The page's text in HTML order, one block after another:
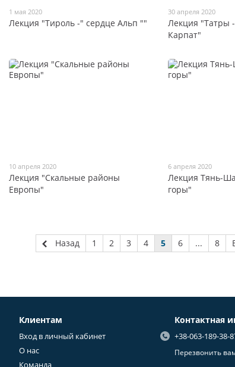
1 мая 2020
Лекция "Тироль -" сердце Альп ""
30 апреля 2020
Лекция "Татры
Карпат"
10 апреля 2020
Лекция "Скальные районы
Европы"
6 апреля 2020
Лекция Тянь-
горы"
Назад 1 2 3 4 5 6 ... 8
Клиентам
Вход в личный кабинет
О нас
Команда
Контактная
+38-063-189-38-
Перезвонить